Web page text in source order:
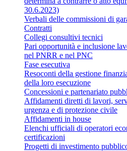
30.6.2023)
Verbali delle commissioni di
Contratti
Collegi consultivi tecnici
Pari opportunità e inclusione
nel PNRR e nel PNC
Fase esecutiva
Resoconti della gestione
della loro esecuzione
Concessioni e partenariato
Affidamenti diretti di lavori,
urgenza e di protezione civile
Affidamenti in house
Elenchi ufficiali di operatori
certificazioni
Progetti di investimento